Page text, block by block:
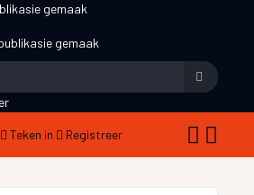
gemaak
gemaak
Teken in Registreer